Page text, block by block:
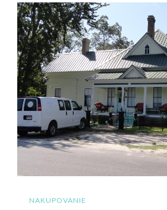
NAKUPOVANIE